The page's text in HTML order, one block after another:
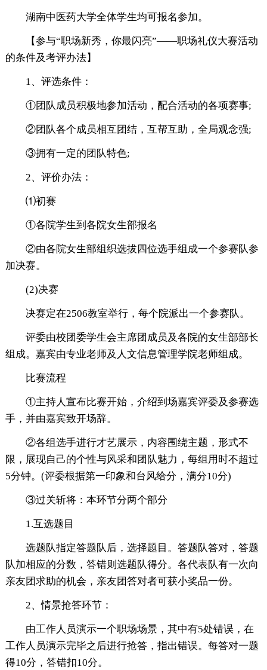
湖南中医药大学全体学生均可报名参加。
【参与“职场新秀，你最闪亮”——职场礼仪大赛活动
的条件及考评办法】
1、评选条件：
①团队成员积极地参加活动，配合活动的各项赛事;
②团队各个成员相互团结，互帮互助，全局观念强;
③拥有一定的团队特色;
2、评价办法：
⑴初赛
①各院学生到各院女生部报名
②由各院女生部组织选拔四位选手组成一个参赛队参
加决赛。
(2)决赛
决赛定在2506教室举行，每个院派出一个参赛队。
评委由校团委学生会主席团成员及各院的女生部部长
组成。嘉宾由专业老师及人文信息管理学院老师组成。
比赛流程
①主持人宣布比赛开始，介绍到场嘉宾评委及参赛选
手，并由嘉宾致开场辞。
②各组选手进行才艺展示，内容围绕主题，形式不
限，展现自己的个性与风采和团队魅力，每组用时不超过
5分钟。(评委根据第一印象和台风给分，满分10分)
③过关斩将：本环节分两个部分
1.互选题目
选题队指定答题队后，选择题目。答题队答对，答题
队加相应的分数，答错则选题队得分。各代表队有一次向
亲友团求助的机会，亲友团答对者可获小奖品一份。
2、情景抢答环节：
由工作人员演示一个职场场景，其中有5处错误，在
工作人员演示完毕之后进行抢答，指出错误。每答对一题
得10分，答错扣10分。